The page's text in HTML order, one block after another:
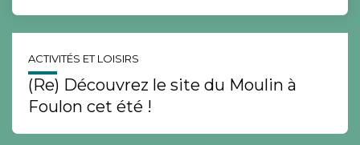
ACTIVITÉS ET LOISIRS
(Re) Découvrez le site du Moulin à
Foulon cet été !